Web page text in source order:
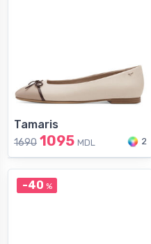
Tamaris
1690 1095 MDL 2
-40 %